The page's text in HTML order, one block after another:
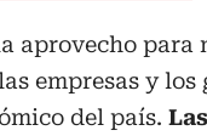
aprovecho
empresas y
del país.